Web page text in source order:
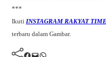
***
Ikuti INSTAGRAM RAKYAT
terbaru dalam Gambar.
Facebook Mail WhatsApp